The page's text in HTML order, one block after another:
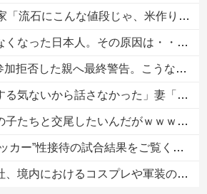
な値段じゃ、米作り辞める人、出るんじゃないかなあ？？」
の原因は・・・」→ネット民、総ツッコミで“真の原因”を突き付ける他
した親へ最終警告。こうなってもいい？」
なかった」妻「それでも不誠実だろ」→離婚協議へｗｗｗｗｗ
たちと交尾したいんだがｗｗｗｗｗ
ください」→「マッサージ効果は間違いないねｗ」「これが本当のベッドサッカーだ」
けるコスプレや軍装の禁止を発表「厳粛で神聖なる場所」